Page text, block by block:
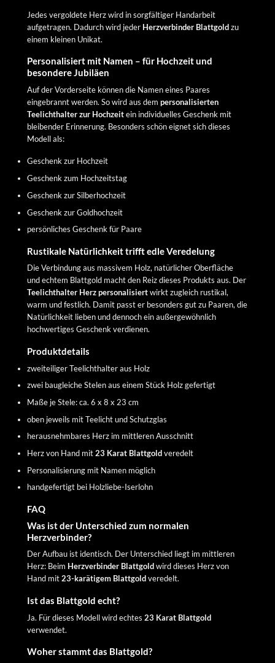
Jedes vergoldete Herz wird in sorgfältiger Handarbeit
aufgetragen. Dadurch wird jeder Herzverbinder Blattgoldzu
einem kleinen Unikat.
Personalisiert mit Namen – für Hochzeit und
besondere Jubiläen
Auf der Vorderseite können die Namen eines Paares
eingebrannt werden. So wird aus dempersonalisierten
Teelichthalter zur Hochzeitein individuelles Geschenk mit
bleibender Erinnerung. Besonders schön eignet sich dieses
Modell als:
Geschenk zur Hochzeit
Geschenk zum Hochzeitstag
Geschenk zur Silberhochzeit
Geschenk zur Goldhochzeit
persönliches Geschenk für Paare
Rustikale Natürlichkeit trifft edle Veredelung
Die Verbindung aus massivem Holz, natürlicher Oberfläche
und echtem Blattgold macht den Reiz dieses Produkts aus. Der
Teelichthalter Herz personalisiertwirkt zugleich rustikal,
warm und festlich. Damit passt er besonders gut zu Paaren, die
Natürlichkeit lieben und dennoch ein außergewöhnlich
hochwertiges Geschenk verdienen.
Produktdetails
zweiteiliger Teelichthalter aus Holz
zwei baugleiche Stelen aus einem Stück Holz gefertigt
Maße je Stele: ca. 6 x 8 x 23 cm
oben jeweils mit Teelicht und Schutzglas
herausnehmbares Herz im mittleren Ausschnitt
Herz von Hand mit23 Karat Blattgoldveredelt
Personalisierung mit Namen möglich
handgefertigt bei Holzliebe-Iserlohn
FAQ
Was ist der Unterschied zum normalen
Herzverbinder?
Der Aufbau ist identisch. Der Unterschied liegt im mittleren
Herz: Beim Herzverbinder Blattgoldwird dieses Herz von
Hand mit23-karätigem Blattgoldveredelt.
Ist das Blattgold echt?
Ja. Für dieses Modell wird echtes23 Karat Blattgold
verwendet.
Woher stammt das Blattgold?